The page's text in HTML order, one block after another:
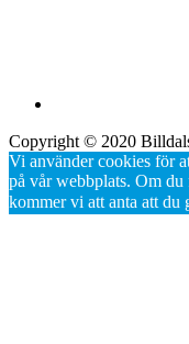
Copyright © 2020
Vi använder cookies för
på vår webbplats. Om du
kommer vi att anta att du